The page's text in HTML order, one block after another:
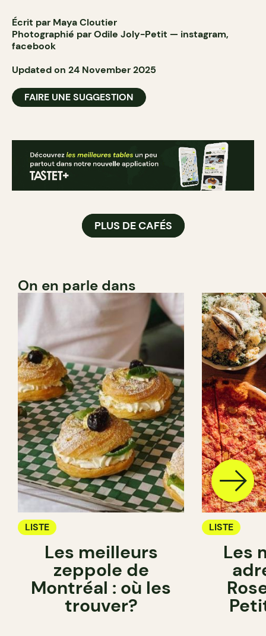
Écrit par Maya Cloutier
Photographié parOdile Joly-Petit — instagram,
facebook
Updated on 24 November 2025
FAIRE UNE SUGGESTION
PLUS DE CAFÉS
On en parle dans
LISTE
Les meilleurs
zeppole de
Montréal : où les
trouver?
LISTE
Les